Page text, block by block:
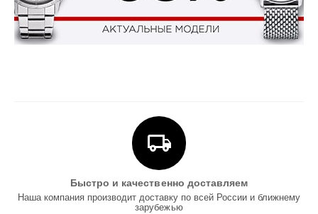
Быстро и качественно доставляем
Наша компания производит доставку по всей России и ближнему
зарубежью